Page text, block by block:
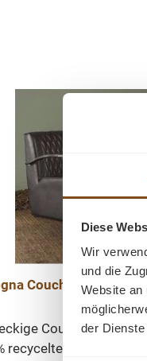
Diese
Wir
und die
Website an
der
Couchtisch 130
Couchtisch
recyceltem Teakholz